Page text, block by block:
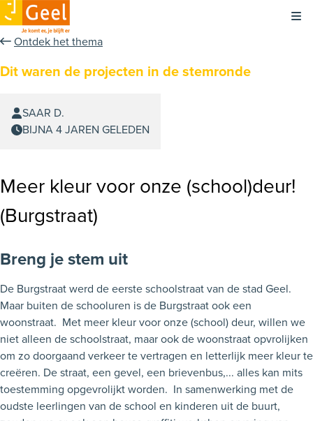
Ontdek het thema
Dit waren de projecten in de stemronde
SAAR D.
BIJNA 4 JAREN GELEDEN
Meer kleur voor onze (school)deur!
(Burgstraat)
Breng je stem uit
De Burgstraat werd de eerste schoolstraat van de stad Geel.
Maar buiten de schooluren is de Burgstraat ook een
woonstraat. Met meer kleur voor onze (school) deur, willen we
niet alleen de schoolstraat, maar ook de woonstraat opvrolijken
om zo doorgaand verkeer te vertragen en letterlijk meer kleur te
creëren. De straat, een gevel, een brievenbus,... alles kan mits
toestemming opgevrolijkt worden. In samenwerking met de
oudste leerlingen van de school en kinderen uit de buurt,